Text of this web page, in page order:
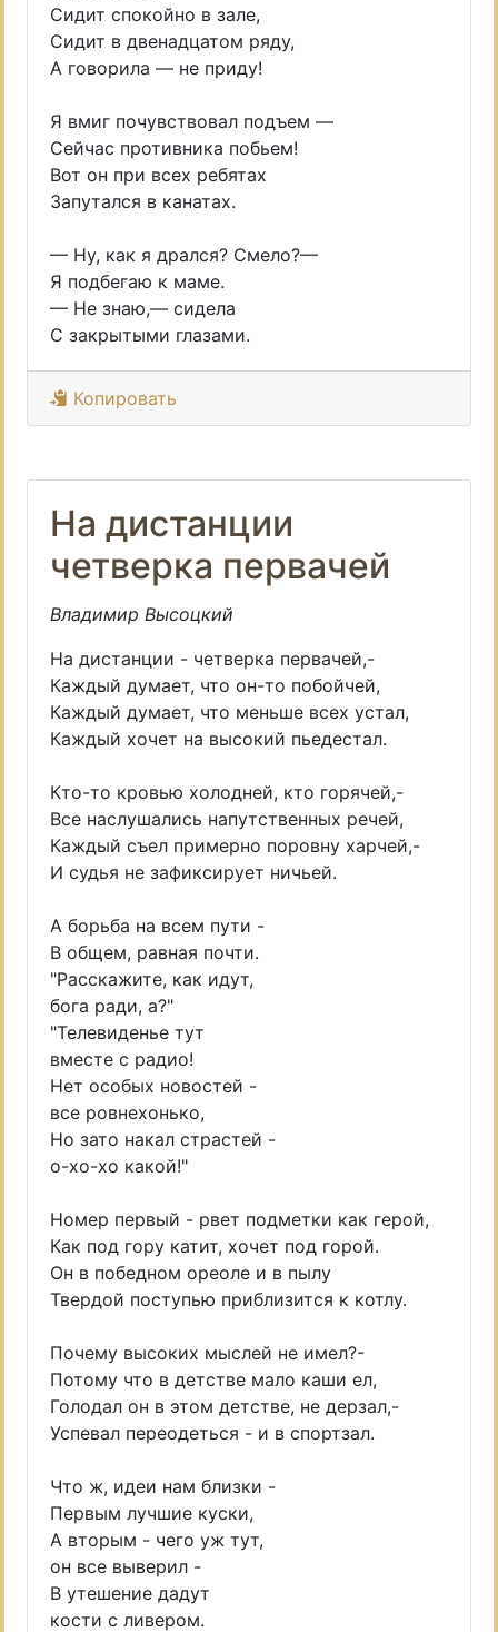
Сидит спокойно в зале,
Сидит в двенадцатом ряду,
А говорила — не приду!
Я вмиг почувствовал подъем —
Сейчас противника побьем!
Вот он при всех ребятах
Запутался в канатах.
— Ну, как я дрался? Смело?—
Я подбегаю к маме.
— Не знаю,— сидела
С закрытыми глазами.
Копировать
На дистанции
четверка первачей
Владимир Высоцкий
На дистанции - четверка первачей,-
Каждый думает, что он-то побойчей,
Каждый думает, что меньше всех устал,
Каждый хочет на высокий пьедестал.
Кто-то кровью холодней, кто горячей,-
Все наслушались напутственных речей,
Каждый съел примерно поровну харчей,-
И судья не зафиксирует ничьей.
А борьба на всем пути -
В общем, равная почти.
"Расскажите, как идут,
бога ради, а?"
"Телевиденье тут
вместе с радио!
Нет особых новостей -
все ровнехонько,
Но зато накал страстей -
о-хо-хо какой!"
Номер первый - рвет подметки как герой,
Как под гору катит, хочет под горой.
Он в победном ореоле и в пылу
Твердой поступью приблизится к котлу.
Почему высоких мыслей не имел?-
Потому что в детстве мало каши ел,
Голодал он в этом детстве, не дерзал,-
Успевал переодеться - и в спортзал.
Что ж, идеи нам близки -
Первым лучшие куски,
А вторым - чего уж тут,
он все выверил -
В утешение дадут
кости с ливером.